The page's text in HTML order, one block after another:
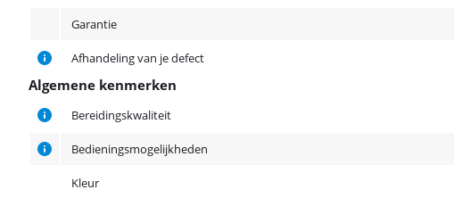
Garantie
Afhandeling van je defect
Algemene kenmerken
Algemene kenmerken
Bereidingskwaliteit
Bedieningsmogelijkheden
Kleur